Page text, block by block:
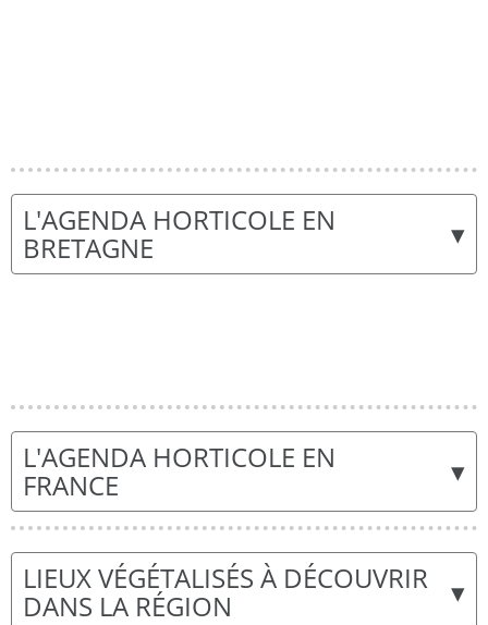
▾
L'AGENDA HORTICOLE EN
BRETAGNE
▾
L'AGENDA HORTICOLE EN
FRANCE
▾
LIEUX VÉGÉTALISÉS À DÉCOUVRIR
DANS LA RÉGION